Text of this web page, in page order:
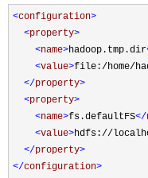
<configuration>
<property>
<name>hadoop.tmp.dir
<value>file:/home/
</property>
<property>
<name>fs.defaultFS</
<value>hdfs://
</property>
</configuration>